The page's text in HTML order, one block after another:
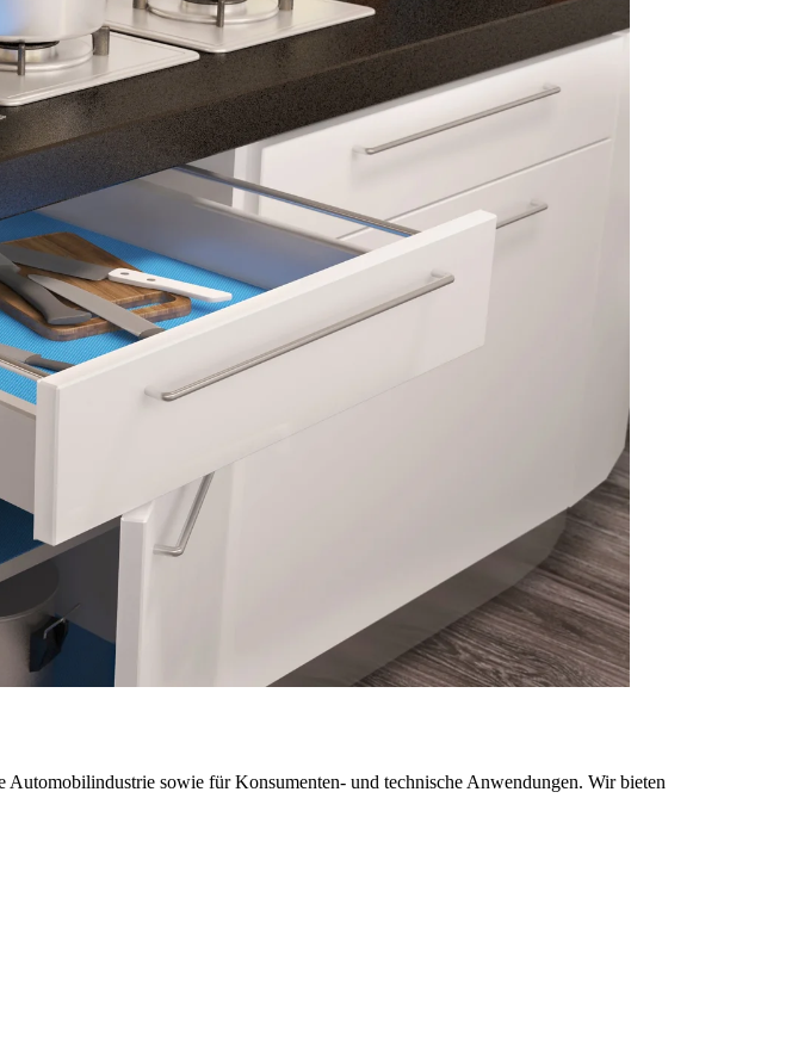
sowie für Konsumenten- und technische Anwendungen. Wir bieten